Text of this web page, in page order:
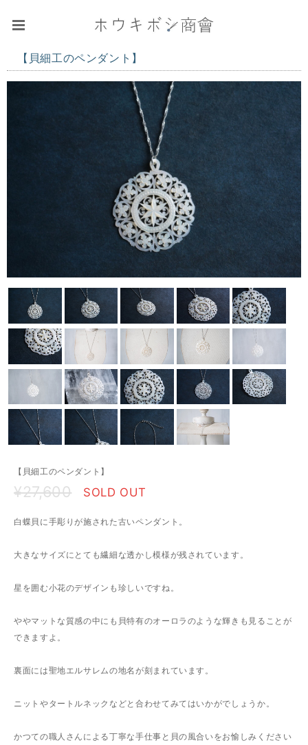
【貝細工のペンダント】
【貝細工のペンダント】
¥27,600 SOLD OUT
白蝶貝に手彫りが施された古いペンダント。
大きなサイズにとても繊細な透かし模様が残されています。
星を囲む小花のデザインも珍しいですね。
ややマットな質感の中にも貝特有のオーロラのような輝きも見ることが
できますよ。
裏面には聖地エルサレムの地名が刻まれています。
ニットやタートルネックなどと合わせてみてはいかがでしょうか。
かつての職人さんによる丁寧な手仕事と貝の風合いをお愉しみください